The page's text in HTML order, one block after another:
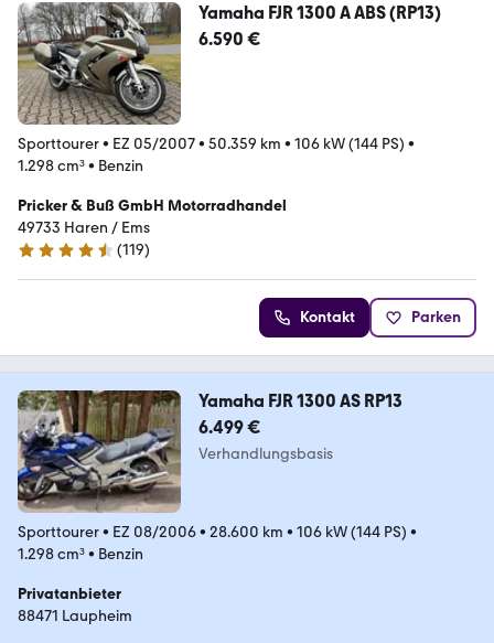
Yamaha FJR 1300 A ABS (RP13)
6.590 €
Sporttourer• EZ 05/2007• 50.359 km • 106 kW (144 PS) •
1.298 cm³• Benzin
Pricker & Buß GmbH Motorradhandel
49733 Haren / Ems
4.3 Sterne
(119)
Kontakt Parken
Yamaha FJR 1300 AS RP13
6.499 €
Verhandlungsbasis
Sporttourer• EZ 08/2006• 28.600 km • 106 kW (144 PS) •
1.298 cm³• Benzin
Privatanbieter
88471 Laupheim